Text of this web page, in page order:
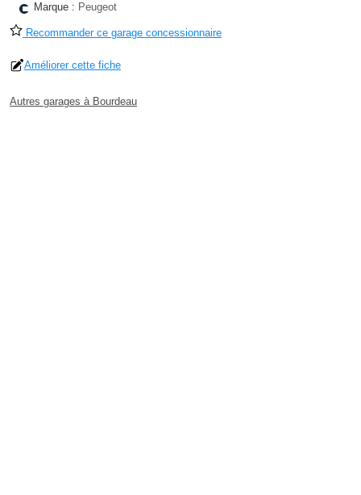
Marque : Peugeot
Recommander ce garage concessionnaire
Améliorer cette fiche
Autres garages à Bourdeau